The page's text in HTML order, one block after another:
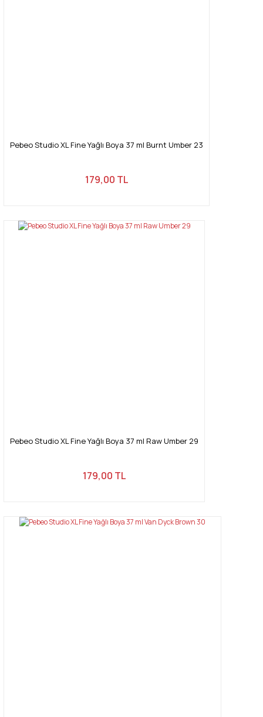
Pebeo Studio XL Fine Yağlı Boya 37 ml Burnt Umber 23
179,00 TL
Pebeo Studio XL Fine Yağlı Boya 37 ml Raw Umber 29
179,00 TL